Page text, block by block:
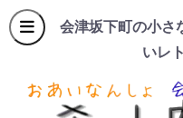
会津坂下町の小さ
いレ